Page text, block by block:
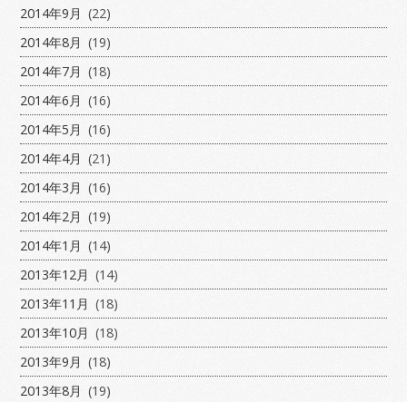
2014年9月 (22)
2014年8月 (19)
2014年7月 (18)
2014年6月 (16)
2014年5月 (16)
2014年4月 (21)
2014年3月 (16)
2014年2月 (19)
2014年1月 (14)
2013年12月 (14)
2013年11月 (18)
2013年10月 (18)
2013年9月 (18)
2013年8月 (19)